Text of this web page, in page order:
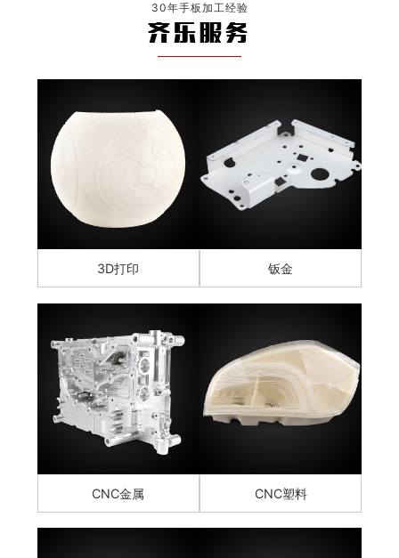
30年手板加工经验
齐乐服务
3D打印 钣金
CNC金属 CNC塑料